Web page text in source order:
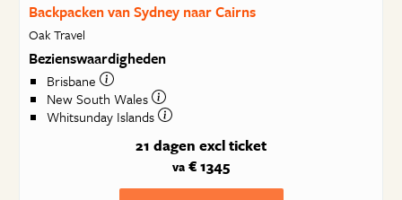
Backpacken van Sydney naar Cairns
Oak Travel
Bezienswaardigheden
Brisbane
New South Wales
Whitsunday Islands
21 dagen excl ticket
va € 1345